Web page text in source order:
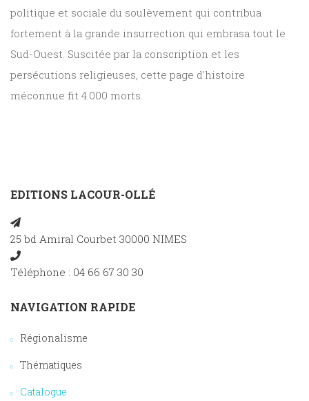
politique et sociale du soulèvement qui contribua
fortement à la grande insurrection qui embrasa tout le
Sud-Ouest. Suscitée par la conscription et les
persécutions religieuses, cette page d'histoire
méconnue fit 4.000 morts.
EDITIONS LACOUR-OLLÉ
25 bd Amiral Courbet 30000 NIMES
Téléphone : 04 66 67 30 30
NAVIGATION RAPIDE
Régionalisme
Thématiques
Catalogue